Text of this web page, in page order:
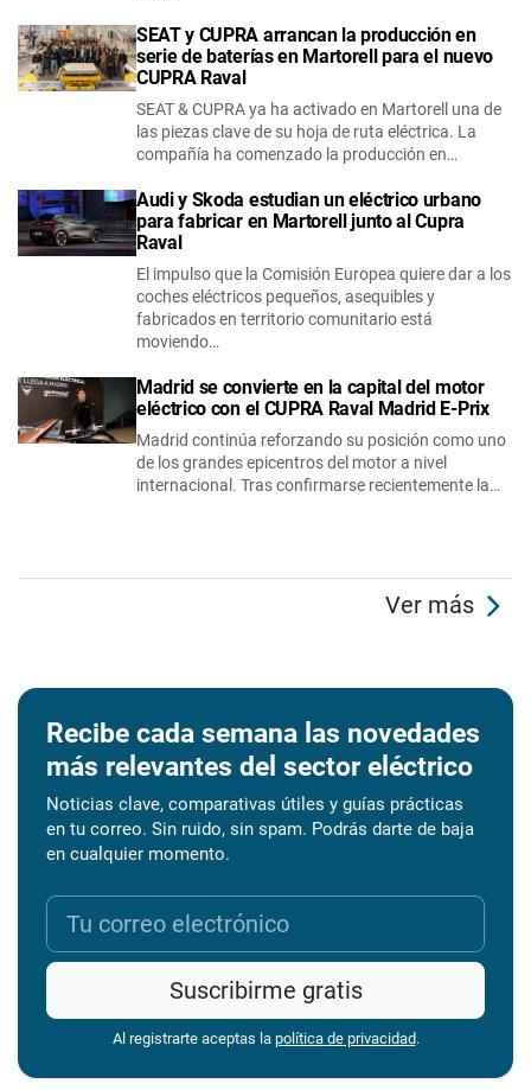
SEAT y CUPRA arrancan la producción en
serie de baterías en Martorell para el nuevo
CUPRA Raval
SEAT & CUPRA ya ha activado en Martorell una de
las piezas clave de su hoja de ruta eléctrica. La
compañía ha comenzado la producción en…
Audi y Skoda estudian un eléctrico urbano
para fabricar en Martorell junto al Cupra
Raval
El impulso que la Comisión Europea quiere dar a los
coches eléctricos pequeños, asequibles y
fabricados en territorio comunitario está
moviendo…
Madrid se convierte en la capital del motor
eléctrico con el CUPRA Raval Madrid E-Prix
Madrid continúa reforzando su posición como uno
de los grandes epicentros del motor a nivel
internacional. Tras confirmarse recientemente la…
Ver más
Recibe cada semana las novedades
más relevantes del sector eléctrico
Noticias clave, comparativas útiles y guías prácticas
en tu correo. Sin ruido, sin spam. Podrás darte de baja
en cualquier momento.
Suscribirme gratis
Al registrarte aceptas la política de privacidad.